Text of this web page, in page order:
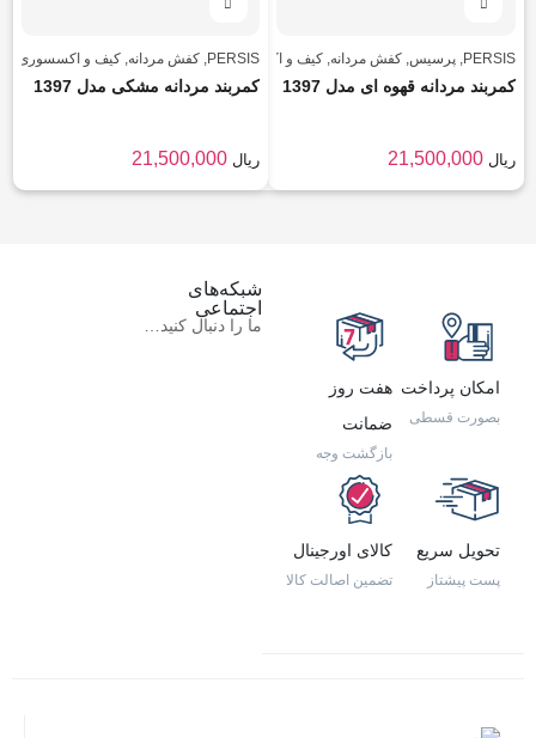
PERSIS
,پرسیس,کفش مردانه,کیف و اکسسوری,مردانه
کمربند مردانه قهوه ای مدل 1397
21,500,000 ریال
PERSIS
, کفش مردانه, کیف و اکسسوری
کمربند مردانه مشکی مدل 1397
21,500,000 ریال
امکان پرداخت
بصورت قسطی
هفت روز
ضمانت
بازگشت وجه
تحویل سریع
پست پیشتاز
کالای اورجینال
تضمین اصالت کالا
شبکه‌های
اجتماعی
ما را دنبال کنید…